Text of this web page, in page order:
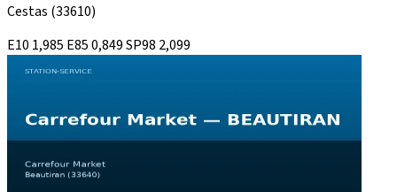
Cestas (33610)
E10 1,985 E850,849SP98 2,099